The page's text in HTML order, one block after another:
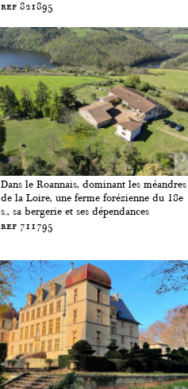
ref 821895
Dans le Roannais, dominant les méandres
de la Loire, une ferme forézienne du 18e
s., sa bergerie et ses dépendances
ref 711795